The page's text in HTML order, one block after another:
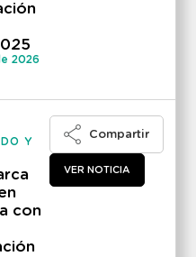
2026
Y
con
Compartir
VER NOTICIA